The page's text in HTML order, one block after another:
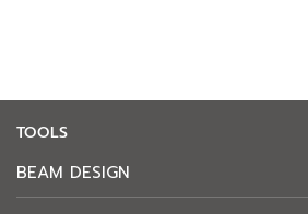
TOOLS
BEAM DESIGN